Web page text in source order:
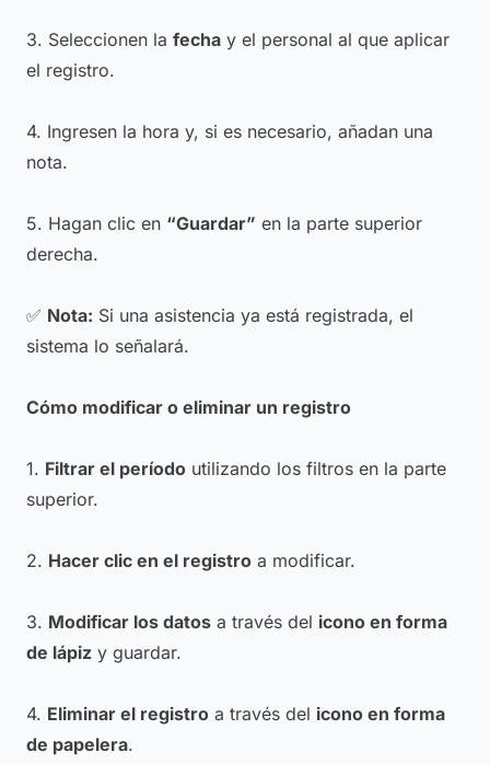
3. Seleccionen la fecha y el personal al que aplicar
el registro.
4. Ingresen la hora y, si es necesario, añadan una
nota.
5. Hagan clic en “Guardar” en la parte superior
derecha.
✅ Nota: Si una asistencia ya está registrada, el
sistema lo señalará.
Cómo modificar o eliminar un registro
1. Filtrar el período utilizando los filtros en la parte
superior.
2. Hacer clic en el registro a modificar.
3. Modificar los datos a través del icono en forma
de lápiz y guardar.
4. Eliminar el registro a través del icono en forma
de papelera.